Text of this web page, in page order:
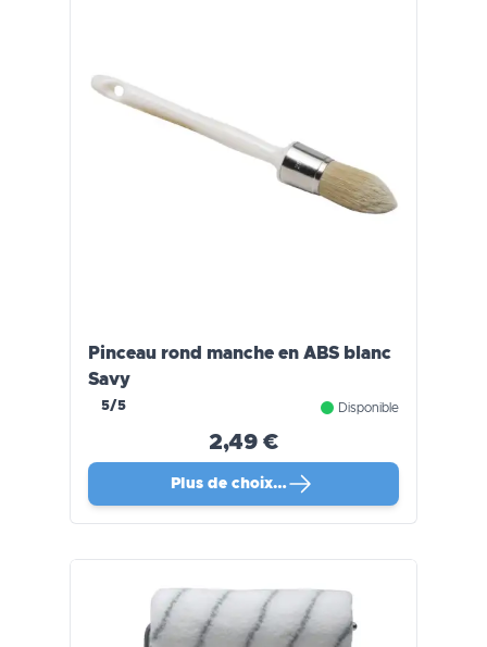
Pinceau rond manche en ABS blanc
Savy
5/5 Disponible
2,49 €
Plus de choix…